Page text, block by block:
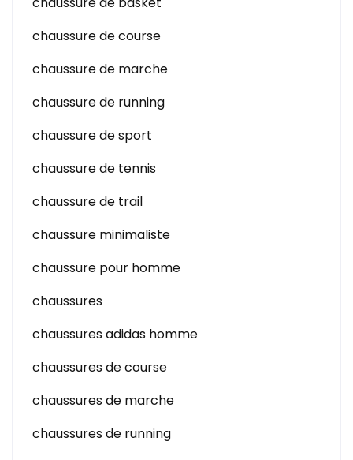
chaussure de course
chaussure de marche
chaussure de running
chaussure de sport
chaussure de tennis
chaussure de trail
chaussure minimaliste
chaussure pour homme
chaussures
chaussures adidas homme
chaussures de course
chaussures de marche
chaussures de running